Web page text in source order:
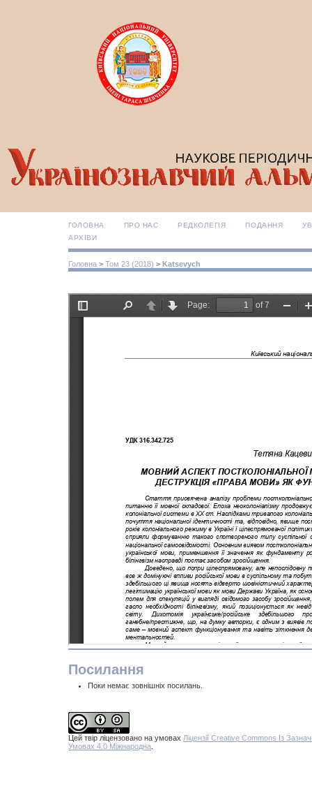
ГОЛОВНА ПРО НАС РЕДКОЛЕГІЯ ПОДАННЯ
АРХІВИ
Головна > Том 23 (2018) > Katsevych
Посилання
Поки немає зовнішніх посилань.
Цей твір ліцензовано на умовах Ліцензії Creative Commons Із
Умовах 4.0 Міжнародна